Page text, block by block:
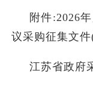
附件:2026
议采购征集文件
江苏省政府